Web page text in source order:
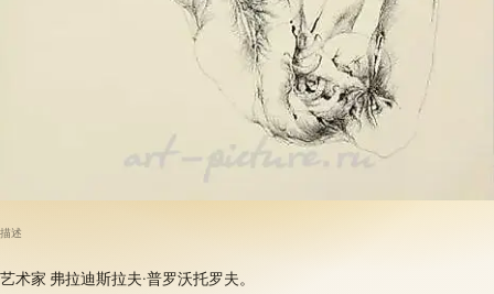
描述
艺术家 弗拉迪斯拉夫·普罗沃托罗夫。